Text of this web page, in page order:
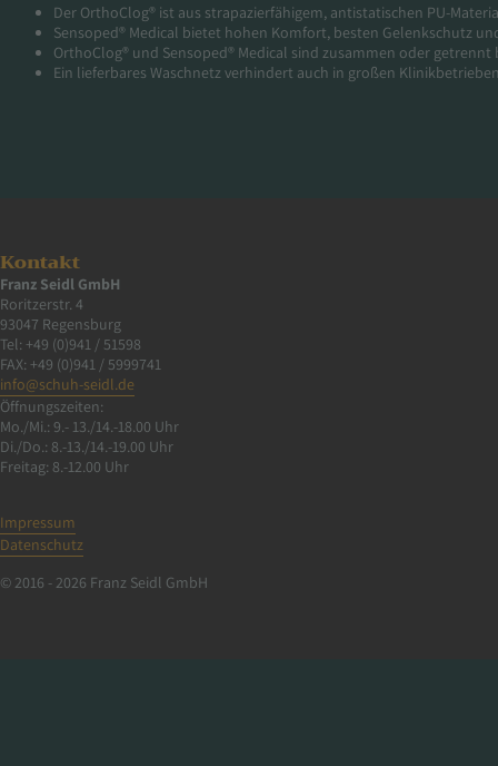
Der OrthoClog® ist aus strapazierfähigem, antistatischen PU-
Sensoped® Medical bietet hohen Komfort, besten Gelenkschutz
OrthoClog® und Sensoped® Medical sind zusammen oder getrennt
Ein lieferbares Waschnetz verhindert auch in großen
Kontakt
Franz Seidl GmbH
Roritzerstr. 4
93047 Regensburg
Tel: +49 (0)941 / 51598
FAX: +49 (0)941 / 5999741
info@schuh-seidl.de
Öffnungszeiten:
Mo./Mi.: 9.- 13./14.-18.00 Uhr
Di./Do.: 8.-13./14.-19.00 Uhr
Freitag: 8.-12.00 Uhr
Impressum
Datenschutz
© 2016 - 2026 Franz Seidl GmbH